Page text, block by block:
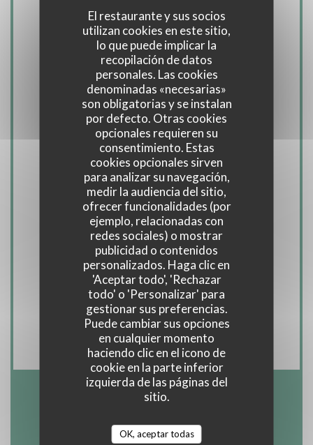
El restaurante y sus socios
utilizan cookies en este sitio,
lo que puede implicar la
recopilación de datos
personales. Las cookies
denominadas «necesarias»
son obligatorias y se instalan
por defecto. Otras cookies
opcionales requieren su
consentimiento. Estas
cookies opcionales sirven
para analizar su navegación,
medir la audiencia del sitio,
ofrecer funcionalidades (por
ejemplo, relacionadas con
redes sociales) o mostrar
publicidad o contenidos
personalizados. Haga clic en
'Aceptar todo', 'Rechazar
todo' o 'Personalizar' para
gestionar sus preferencias.
Puede cambiar sus opciones
en cualquier momento
haciendo clic en el icono de
cookie en la parte inferior
izquierda de las páginas del
sitio.
OK, aceptar todas
Información general
Cocina
Mediterránea, Italiana
Tipo de negocio
Restaurant traditionnel
Servicios
Climatización, Privatización, Acceso WiFi,
Terraza
Métodos de pago
Contactless Payment, Eurocard/Mastercard,
Efectivo, Visa, Cheques, Tarjeta de Crédito